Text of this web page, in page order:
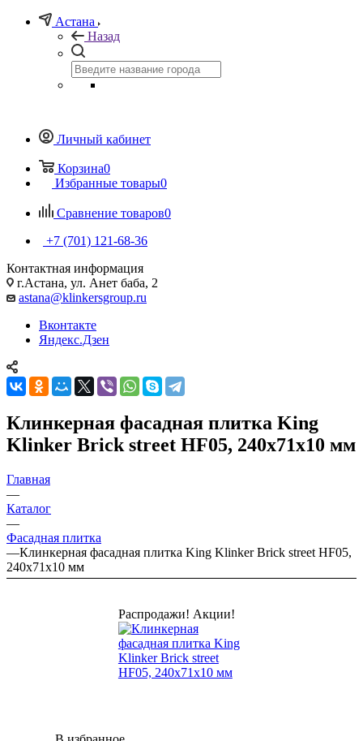
Астана
Назад
Личный кабинет
Корзина0
Избранные товары0
Сравнение товаров0
+7 (701) 121-68-36
Контактная информация
г.Астана, ул. Анет баба, 2
astana@klinkersgroup.ru
Вконтакте
Яндекс.Дзен
Клинкерная фасадная плитка King
Klinker Brick street HF05, 240х71х10 мм
Главная
—
Каталог
—
Фасадная плитка
—Клинкерная фасадная плитка King Klinker Brick street HF05,
240х71х10 мм
Распродажи! Акции!